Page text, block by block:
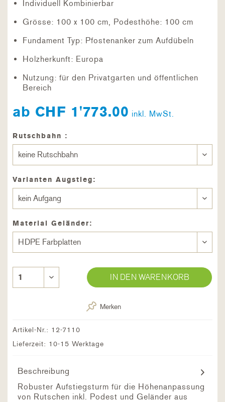
Individuell Kombinierbar
Grösse: 100 x 100 cm, Podesthöhe: 100 cm
Fundament Typ: Pfostenanker zum Aufdübeln
Holzherkunft: Europa
Nutzung: für den Privatgarten und öffentlichen
Bereich
ab CHF 1'773.00 inkl. MwSt.
Rutschbahn :
Varianten Augstieg:
Material Geländer:
IN DEN WARENKORB
Merken
Artikel-Nr.: 12-7110
Lieferzeit: 10-15 Werktage
Beschreibung
Robuster Aufstiegsturm für die Höhenanpassung
von Rutschen inkl. Podest und Geländer aus